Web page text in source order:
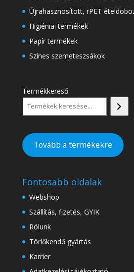
Újrahasznosított, rPET
Higiéniai termékek
Papír termékek
Színes szemeteszsákok
Termékkereső
Tovább a termékekre
Fontosabb oldalak
Webshop
Szállítás, fizetés, GYIK
Rólunk
Törlőkendő gyártás
Karrier